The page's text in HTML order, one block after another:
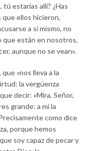
tú estarías allí? ¿Has
que ellos hicieron,
a sí mismo, no
que están en nosotros,
aunque no se vean».
«nos lleva a la
la vergüenza
decir: «Mira, Señor,
grande: a mí la
como dice
porque hemos
soy capaz de pecar y